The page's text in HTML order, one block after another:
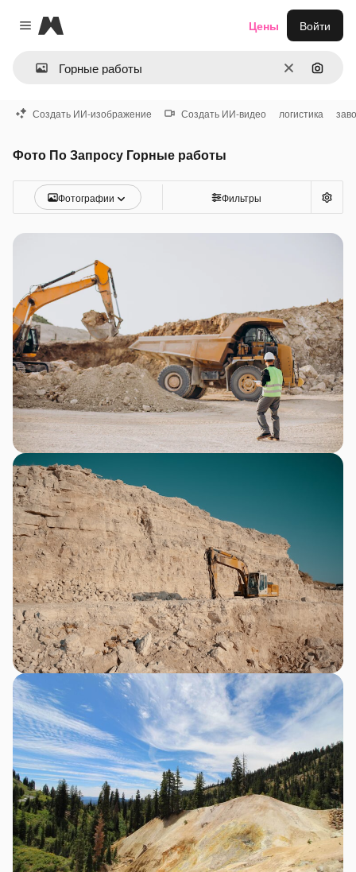
Close menu
Magnific
ОчиститьПоиск
Цены Войти
Создать ИИ-изображение Создать ИИ-видео логистика
Фото По Запросу Горные работы
Фотографии Фильтры